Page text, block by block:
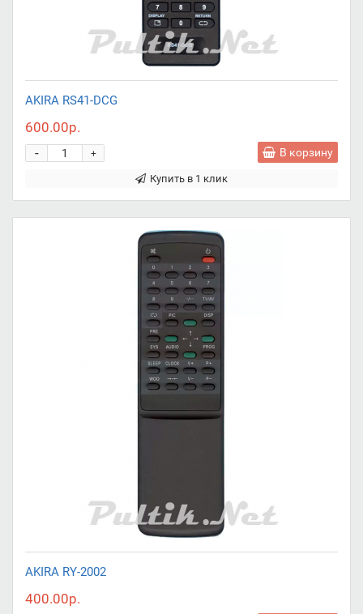
AKIRA RS41-DCG
600.00р.
+
- В корзину
Купить в 1 клик
AKIRA RY-2002
400.00р.